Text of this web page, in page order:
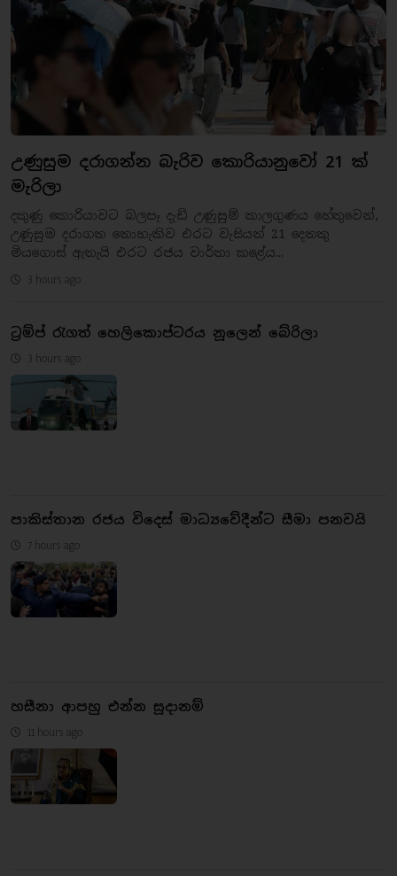
උණුසුම දරාගන්න බැරිව කොරියානුවෝ 21 ක්
මැරිලා
දකුණු කොරියාවට බලපෑ දැඩි උණුසුම් කාලගුණය හේතුවෙන්,
උණුසුම දරාගත නොහැකිව එරට වැසියන් 21 දෙනකු
මියගොස් ඇතැයි එරට රජය වාර්තා කළේය...
3 hours ago
ට්‍රම්ප් රැගත් හෙලිකොප්ටරය නූලෙන් බේරිලා
3 hours ago
පාකිස්තාන රජය විදෙස් මාධ්‍යවේදීන්ට සීමා පනවයි
7 hours ago
හසීනා ආපහු එන්න සූදානම්
11 hours ago